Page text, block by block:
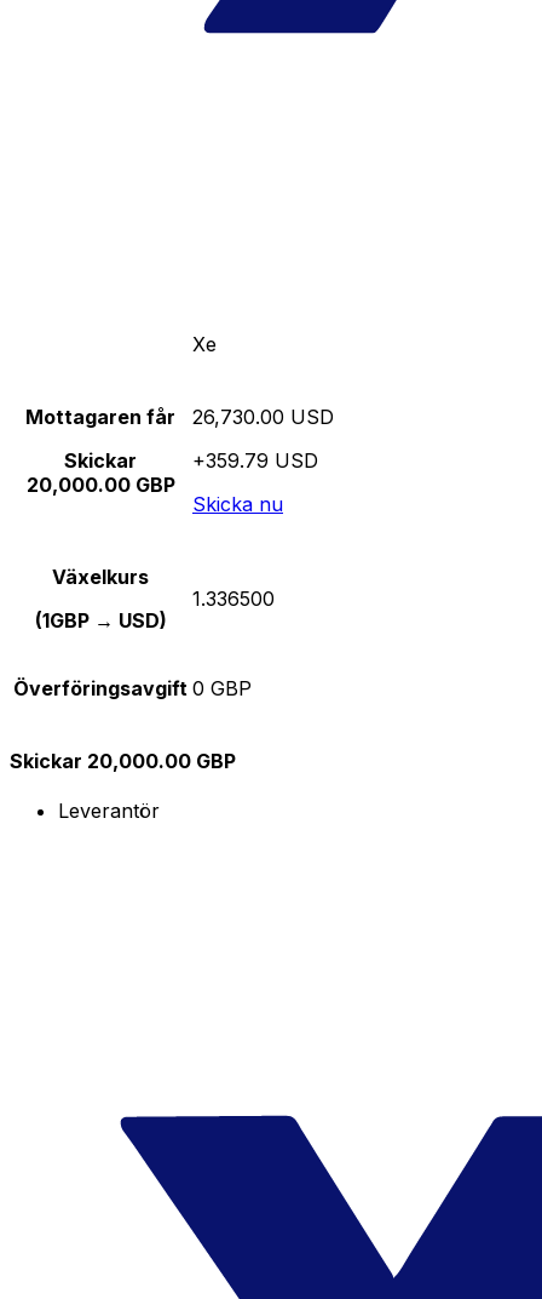
Xe
Mottagaren får
Skickar
20,000.00 GBP
26,730.00 USD
+359.79 USD
Skicka nu
Växelkurs
(1GBP → USD)
1.336500
Överföringsavgift 0 GBP
Skickar 20,000.00 GBP
Leverantör